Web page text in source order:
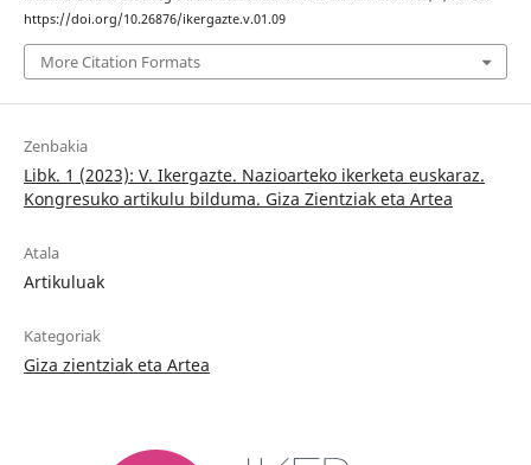
https://doi.org/10.26876/ikergazte.v.01.09
More Citation Formats
Zenbakia
Libk. 1 (2023): V. Ikergazte. Nazioarteko ikerketa euskaraz.
Kongresuko artikulu bilduma. Giza Zientziak eta Artea
Atala
Artikuluak
Kategoriak
Giza zientziak eta Artea